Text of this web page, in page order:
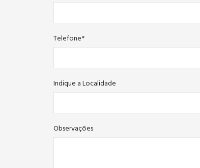
Telefone*
Indique a Localidade
Observações